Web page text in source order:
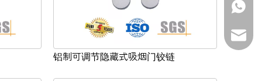
铝制可调节隐藏式吸烟门铰链
+86-